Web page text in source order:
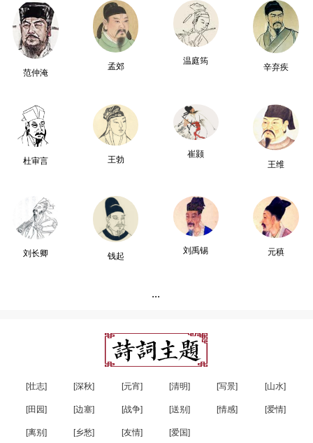
范仲淹
孟郊
温庭筠
辛弃疾
杜审言 王勃
崔颢
王维
刘长卿 钱起
刘禹锡 元稹
...
[壮志] [深秋] [元宵] [清明] [写景] [山水]
[田园] [边塞] [战争] [送别] [情感] [爱情]
[离别] [乡愁] [友情] [爱国]